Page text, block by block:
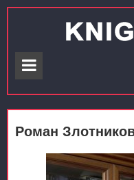
Роман